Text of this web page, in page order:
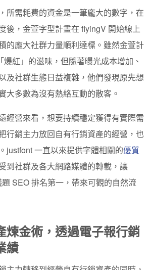
所需耗費的資金是一筆龐大的數字，在
後，金萱字型計畫在 flyingV 開始線上
的龐大社群力量順利達標。雖然金萱計
紅」的滋味，但隨著曝光成本增加、
及社群生態日益複雜，他們發現原先想
大多數為沒有熱絡互動的散客 。
經營來看，想要持續穩定獲得有實際需
行銷主力放回自有行銷資產的經營，也
justfont 一直以來提供字體相關的優質
到社群及各大網路媒體的轉載，讓
SEO 排名第一，帶來可觀的自然流
煉金術，透過電子報行銷
績